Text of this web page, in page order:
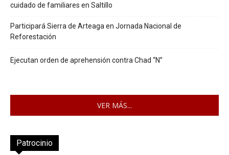
cuidado de familiares en Saltillo
Participará Sierra de Arteaga en Jornada Nacional de
Reforestación
Ejecutan orden de aprehensión contra Chad “N”
VER MÁS...
Patrocinio